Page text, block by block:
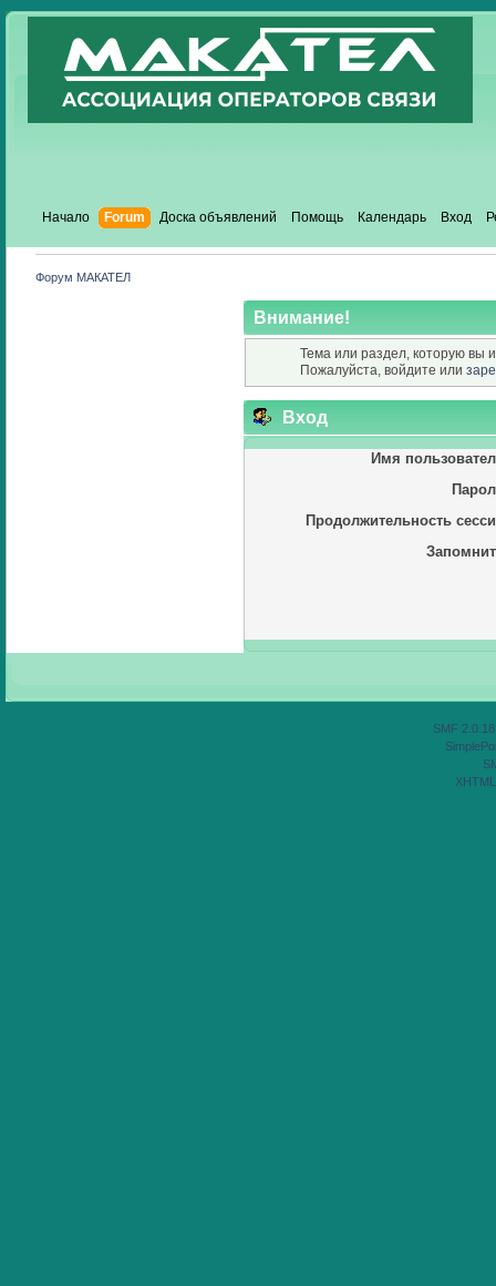
Начало Forum Доска объявлений Помощь Календарь Вход
Форум МАКАТЕЛ
Внимание!
Тема или раздел, которую вы
Пожалуйста, войдите или
Вход
Имя
Продолжительность
SMF 2.0.18
XHTML